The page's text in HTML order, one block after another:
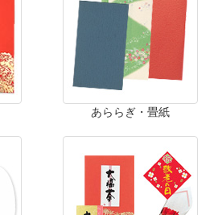
あららぎ・畳紙